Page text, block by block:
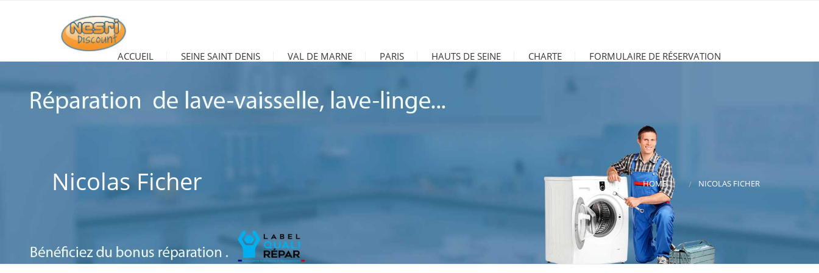
ACCUEIL SEINE SAINT DENIS VAL DE MARNE PARIS HAUTS DE SEINE CHARTE FORMULAIRE DE RÉSERVATION
HOME NICOLAS FICHER
Nicolas Ficher